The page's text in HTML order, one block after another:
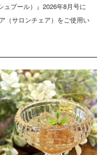
プール）』2026年8月号に
（サロンチェア）をご使用い